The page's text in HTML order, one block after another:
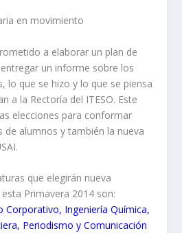
en movimiento
a elaborar un plan de
un informe sobre los
lo que se hizo y lo que se piensa
a la Rectoría del ITESO. Este
elecciones para conformar
de alumnos y también la nueva
que elegirán nueva
Primavera 2014 son:
Corporativo, Ingeniería Química,
Periodismo y Comunicación